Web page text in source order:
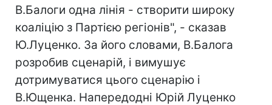
В.Балоги одна лінія - створити широку
коаліцію з Партією регіонів", - сказав
Ю.Луценко. За його словами, В.Балога
розробив сценарій, і вимушує
дотримуватися цього сценарію і
В.Ющенка. Напередодні Юрій Луценко